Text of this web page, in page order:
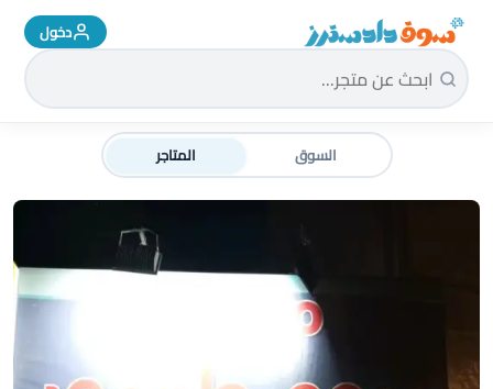
سوق دادسترز الرئيسية دخول
السوق المتاجر